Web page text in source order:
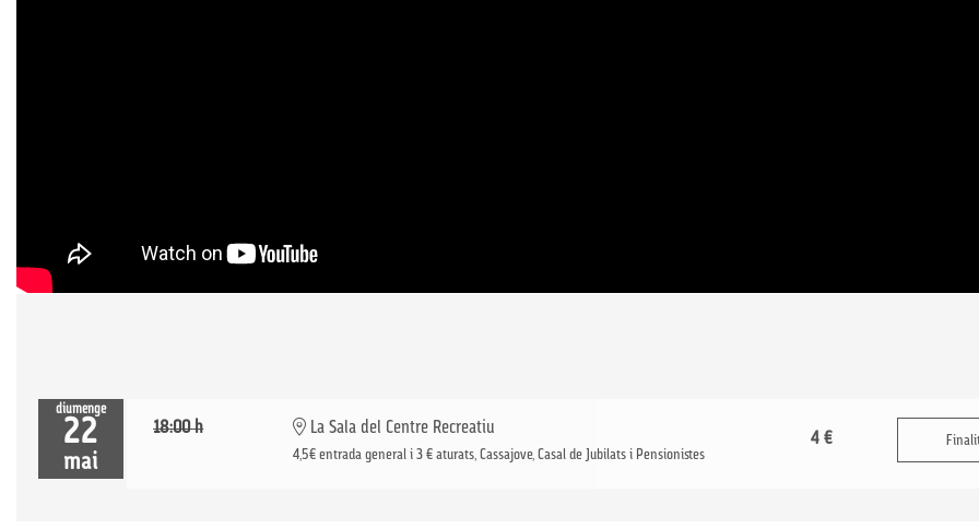
diumenge
22
mai
18:00 h La Sala del Centre Recreatiu
4,5€ entrada general i 3 € aturats, Cassajove, Casal de Jubilats i Pensionistes
4 €